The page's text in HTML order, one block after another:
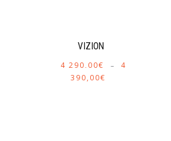
VIZION
4 290,00€ –
4
390,00€